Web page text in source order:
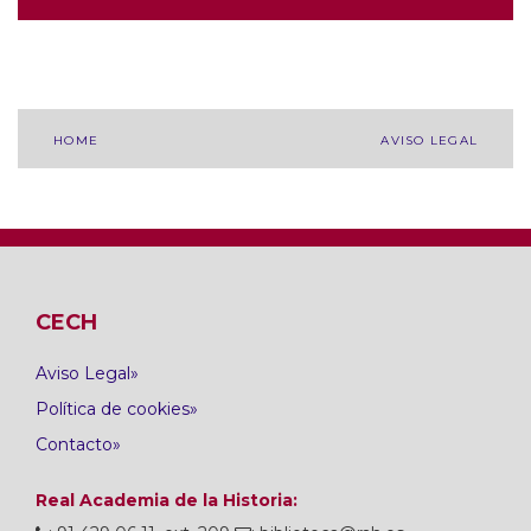
Navegación
entradas
HOME AVISO LEGAL
CECH
Aviso Legal
Política de cookies
Contacto
Real Academia de la Historia: